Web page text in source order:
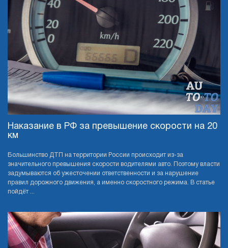
Наказание в РФ за превышение скорости на 20
км
Большинство ДТП на территории России происходит из-за
значительного превышения скорости водителями авто. Поэтому власти
задумываются об ужесточении ответственности и за нарушение
правил дорожного движения, а именно скоростного режима. В статье
пойдёт ...